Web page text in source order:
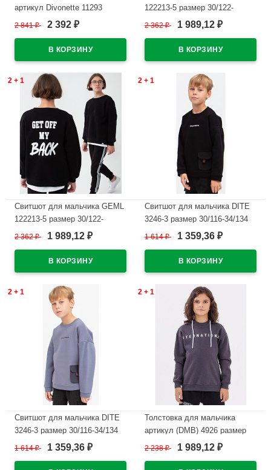
артикул Divonette 11293
размер 36/140-42/158 цвет
2 841₽ 2 392 ₽
122213-5 размер 30/122-
44/164 цвет бежевый
2 362₽ 1 989,12 ₽
2 + 1
Свитшот для мальчика GEML
122213-5 размер 30/122-
44/164 цвет черный
2 362₽ 1 989,12 ₽
2 + 1
Свитшот для мальчика DITE
3246-3 размер 30/116-34/134
цвет черный
1 614₽ 1 359,36 ₽
2 + 1
Свитшот для мальчика DITE
3246-3 размер 30/116-34/134
цвет серо-синий
1 614₽ 1 359,36 ₽
2 + 1
Толстовка для мальчика
артикул (DMB) 4926 размер
32/128-44/164 цвет темно-
2 238₽ 1 989,12 ₽